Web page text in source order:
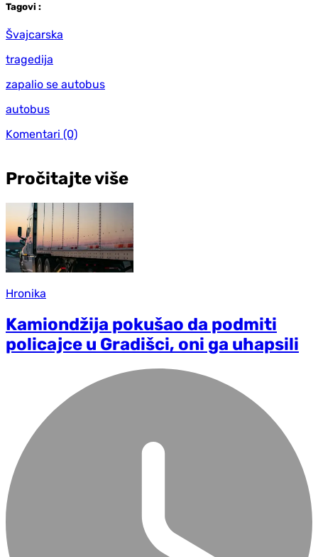
Tagovi :
Švajcarska
tragedija
zapalio se autobus
autobus
Komentari (0)
Pročitajte više
Hronika
Kamiondžija pokušao da podmiti
policajce u Gradišci, oni ga uhapsili